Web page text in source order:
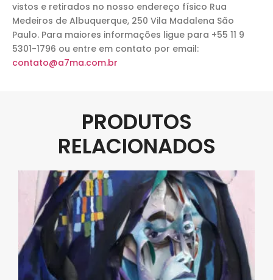
vistos e retirados no nosso endereço físico Rua
Medeiros de Albuquerque, 250 Vila Madalena São
Paulo. Para maiores informações ligue para +55 11 9
5301-1796 ou entre em contato por email:
contato@a7ma.com.br
PRODUTOS
RELACIONADOS